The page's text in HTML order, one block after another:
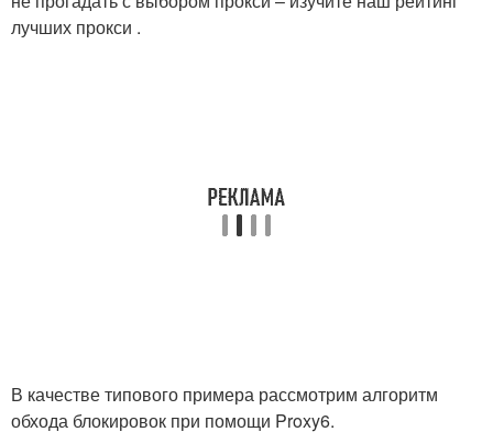
лучших прокси .
В качестве типового примера рассмотрим алгоритм
обхода блокировок при помощи Proxy6.